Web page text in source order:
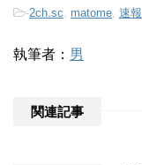
-2ch.sc matome 速報
執筆者： 男
関連記事